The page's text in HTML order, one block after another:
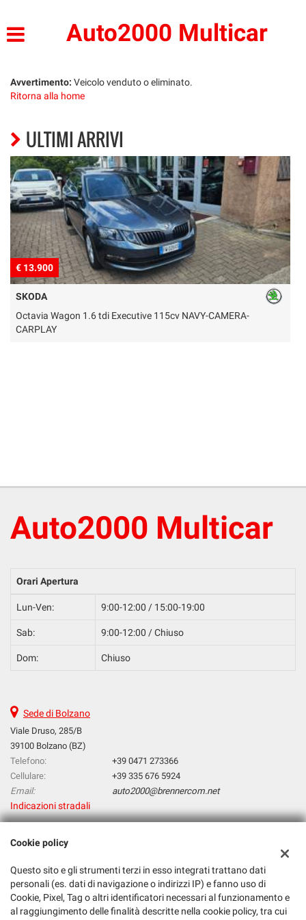
ACQUISTIAMO USATO
ASSISTENZA
CONTATTI
Auto2000 Multicar
Avvertimento: Veicolo venduto o eliminato.
Ritorna alla home
ULTIMI ARRIVI
€ 13.900
SKODA
Octavia Wagon 1.6 tdi Executive 115cv NAVY-CAMERA-
CARPLAY
Auto2000 Multicar
Orari Apertura
Lun-Ven: 9:00-12:00 / 15:00-19:00
Sab: 9:00-12:00 / Chiuso
Dom: Chiuso
Sede di Bolzano
Viale Druso, 285/B
39100 Bolzano (BZ)
Telefono:
+39 0471 273366
Cellulare:
+39 335 676 5924
Email:
auto2000@brennercom.net
Indicazioni stradali
Auto 2000 Snc
Viale Druso, 285/B, Bolzano (BZ)
C.F/P.IVA:1710090216
Registro delle imprese:BZ
Cookie policy
Questo sito e gli strumenti terzi in esso integrati trattano dati
personali (es. dati di navigazione o indirizzi IP) e fanno uso di
Cookie, Pixel, Tag o altri identificatori necessari al funzionamento e
al raggiungimento delle finalità descritte nella cookie policy, tra cui